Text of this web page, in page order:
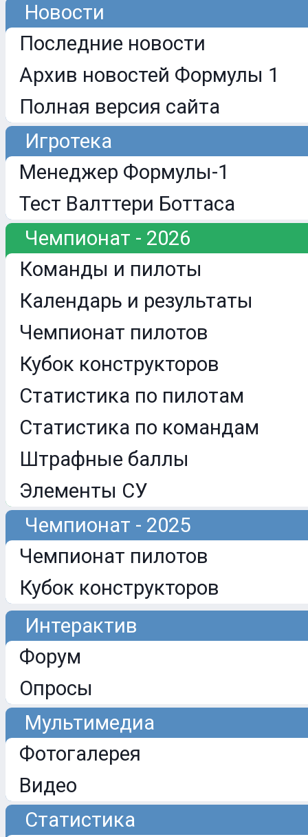
Новости
Последние новости
Архив новостей Формулы 1
Полная версия сайта
Игротека
Менеджер Формулы-1
Тест Валттери Боттаса
Чемпионат - 2026
Команды и пилоты
Календарь и результаты
Чемпионат пилотов
Кубок конструкторов
Статистика по пилотам
Статистика по командам
Штрафные баллы
Элементы СУ
Чемпионат - 2025
Чемпионат пилотов
Кубок конструкторов
Интерактив
Форум
Опросы
Мультимедиа
Фотогалерея
Видео
Статистика